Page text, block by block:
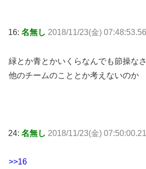
16: 名無し 2018/11/23(金)
緑とか青とかいくらなんでも節操な
他のチームのこととか考えないのか
24: 名無し 2018/11/23(金)
>>16